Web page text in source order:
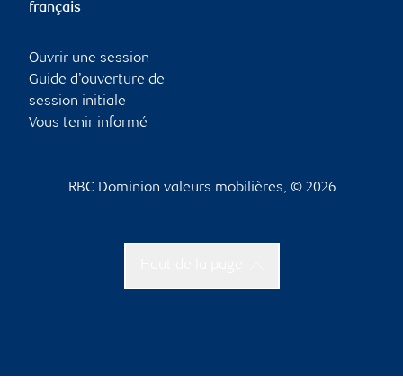
français
Ouvrir une session
Guide d’ouverture de
session initiale
Vous tenir informé
RBC Dominion valeurs mobilières, © 2026